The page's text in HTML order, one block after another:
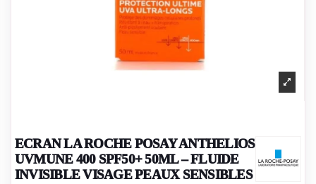
ECRAN LA ROCHE POSAY ANTHELIOS
UVMUNE 400 SPF50+ 50ML – FLUIDE
INVISIBLE VISAGE PEAUX SENSIBLES